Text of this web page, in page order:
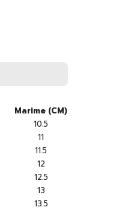
Marime (CM)
10.5
11
11.5
12
12.5
13
13.5